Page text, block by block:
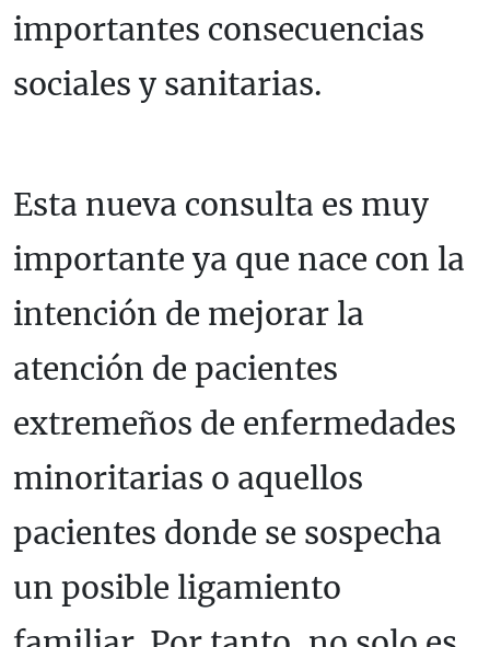
importantes consecuencias
sociales y sanitarias.
Esta nueva consulta es muy
importante ya que nace con la
intención de mejorar la
atención de pacientes
extremeños de enfermedades
minoritarias o aquellos
pacientes donde se sospecha
un posible ligamiento